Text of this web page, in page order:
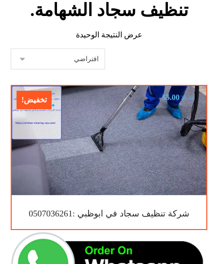
تنظيف سجاد الشهامة.
عرض النتيجة الوحيدة
تخفيض!
شركة تنظيف سجاد في ابوظبي :0507036261
$9.00
$5.00